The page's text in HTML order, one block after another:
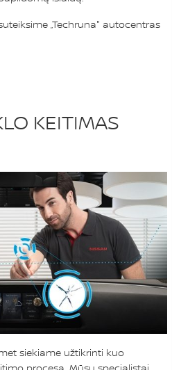
„Techruna" autocentras
KEITIMAS
siekiame užtikrinti kuo